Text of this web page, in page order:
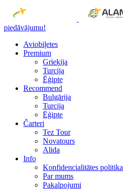
piedāvājumu!
Aviobiļetes
Premium
Grieķija
Turcija
Ēģipte
Recommend
Bulgārija
Turcija
Ēģipte
Čarteri
Tez Tour
Novatours
Alida
Info
Konfidencialitātes politika
Par mums
Рakalpojumi